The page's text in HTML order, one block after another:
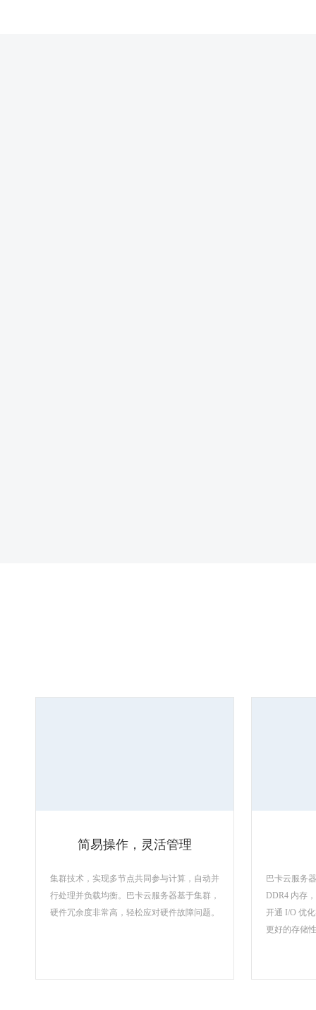
简易操作，灵活管理
集群技术，实现多节点共同参与计算，自动并
行处理并负载均衡。巴卡云服务器基于集群，
硬件冗余度非常高，轻松应对硬件故障问题。
巴卡云服务
DDR4 内存
开通 I/O 优
更好的存储